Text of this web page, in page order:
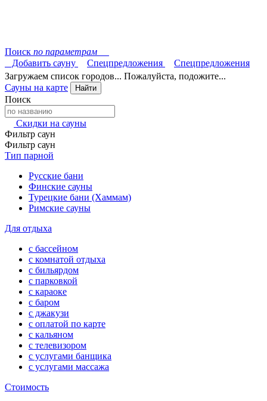
Поиск по параметрам
Добавить сауну
Спецпредложения
Спецпредложения
Загружаем список городов... Пожалуйста, подожите...
Сауны на карте
Найти
Поиск
Скидки на сауны
Фильтр саун
Фильтр саун
Тип парной
Русские бани
Финские сауны
Турецкие бани (Хаммам)
Римские сауны
Для отдыха
с бассейном
с комнатой отдыха
с бильярдом
с парковкой
с караоке
с баром
с джакузи
с оплатой по карте
с кальяном
с телевизором
с услугами банщика
с услугами массажа
Стоимость